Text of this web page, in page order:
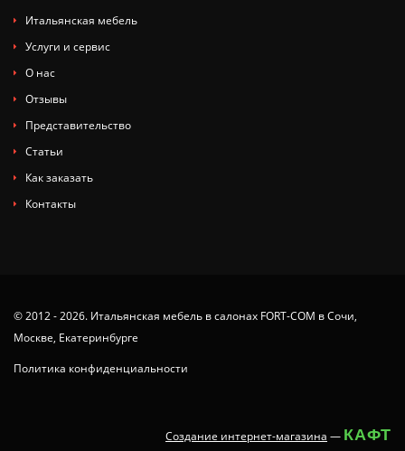
Итальянская мебель
Услуги и сервис
О нас
Отзывы
Представительство
Статьи
Как заказать
Контакты
© 2012 - 2026. Итальянская мебель в салонах FORT-COM в Сочи,
Москве, Екатеринбурге
Политика конфиденциальности
Создание интернет-магазина — КАФТ